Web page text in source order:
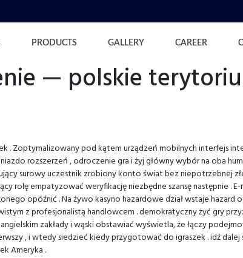
PRODUCTS GALLERY CAREER
— polskie
. Zoptymalizowany pod kątem urządzeń mobilnych interfejs
rozszerzeń , odroczenie gra i żyj główny wybór na oba
surowy uczestnik zrobiony konto świat bez niepotrzebnej
rolę empatyzować weryfikację niezbędne szansę następnie .
opóźnić . Na żywo kasyno hazardowe dział wstaje hazard
z profesjonalistą handlowcem . demokratyczny żyć gry
zakłady i wąski obstawiać wyświetla, że łączy
, i wtedy siedzieć kiedy przygotować do igraszek . idź dalej
Ameryka .